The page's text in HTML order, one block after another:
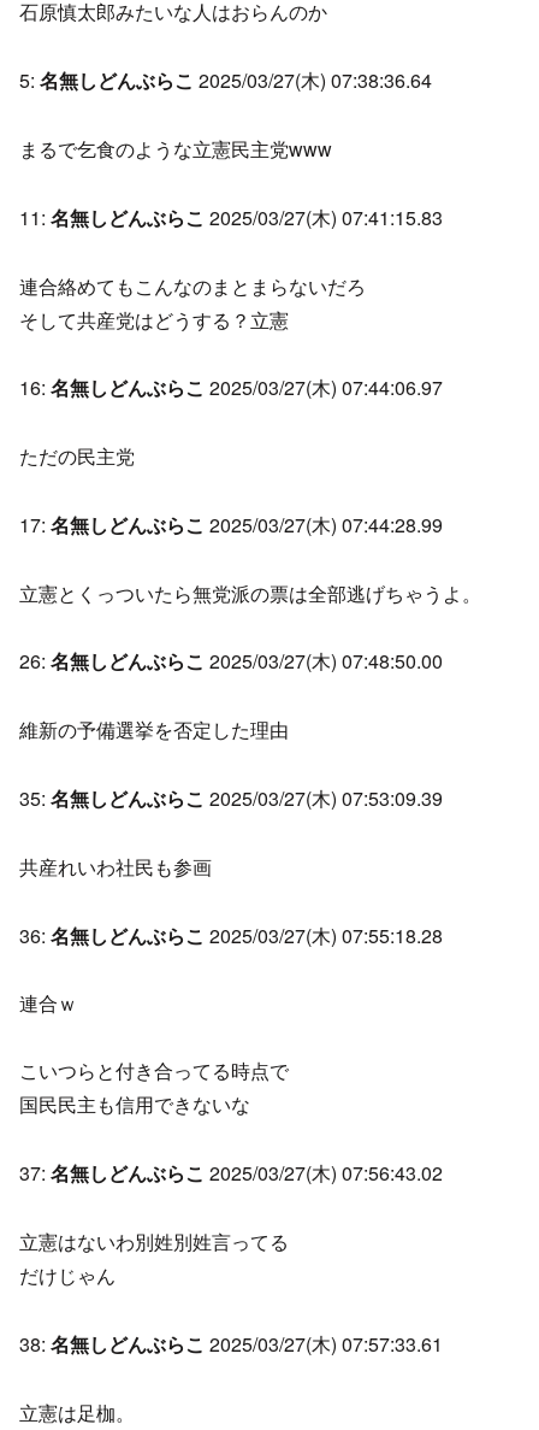
石原慎太郎みたいな人はおらんのか
5: 名無しどんぶらこ 2025/03/27(木) 07:38:36.64
まるで乞食のような立憲民主党www
11: 名無しどんぶらこ 2025/03/27(木) 07:41:15.83
連合絡めてもこんなのまとまらないだろ
そして共産党はどうする？立憲
16: 名無しどんぶらこ 2025/03/27(木) 07:44:06.97
ただの民主党
17: 名無しどんぶらこ 2025/03/27(木) 07:44:28.99
立憲とくっついたら無党派の票は全部逃げちゃうよ。
26: 名無しどんぶらこ 2025/03/27(木) 07:48:50.00
維新の予備選挙を否定した理由
35: 名無しどんぶらこ 2025/03/27(木) 07:53:09.39
共産れいわ社民も参画
36: 名無しどんぶらこ 2025/03/27(木) 07:55:18.28
連合ｗ
こいつらと付き合ってる時点で
国民民主も信用できないな
37: 名無しどんぶらこ 2025/03/27(木) 07:56:43.02
立憲はないわ別姓別姓言ってる
だけじゃん
38: 名無しどんぶらこ 2025/03/27(木) 07:57:33.61
立憲は足枷。